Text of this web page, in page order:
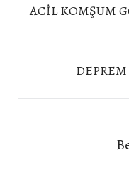
ACİL KOMŞUM